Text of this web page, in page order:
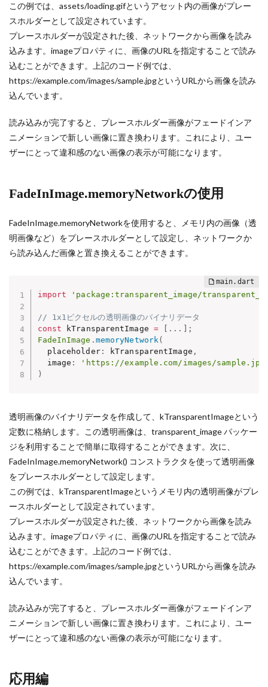
この例では、assets/loading.gifというアセット内の画像がプレー
スホルダーとして設定されています。
プレースホルダーが設定された後、ネットワークから画像を読み
込みます。imageプロパティに、画像のURLを指定することで読み
込むことができます。上記のコード例では、
https://example.com/images/sample.jpgというURLから画像を読み
込んでいます。
読み込みが完了すると、プレースホルダー画像がフェードインア
ニメーションで新しい画像に置き換わります。これにより、ユー
ザーにとって違和感のない画像の表示が可能になります。
FadeInImage.memoryNetworkの使用
FadeInImage.memoryNetworkを使用すると、メモリ内の画像（透
明画像など）をプレースホルダーとして設定し、ネットワークか
ら読み込んだ画像と置き換えることができます。
import 'package:transparent_image/
// 1x1ピクセルの透明画像のバイナリデータ
const kTransparentImage = . . .
;
FadeInImage . memoryNetwork(
  placeholder
: kTransparentImage ,
  image
:
'https://example.com/images/
)
透明画像のバイナリデータを作成して、kTransparentImageという
定数に格納します。この透明画像は、transparent_image パッケー
ジを利用することで簡単に取得することができます。次に、
FadeInImage.memoryNetwork() コンストラクタを使って透明画像
をプレースホルダーとして設定します。
この例では、kTransparentImageというメモリ内の透明画像がプレ
ースホルダーとして設定されています。
プレースホルダーが設定された後、ネットワークから画像を読み
込みます。imageプロパティに、画像のURLを指定することで読み
込むことができます。上記のコード例では、
https://example.com/images/sample.jpgというURLから画像を読み
込んでいます。
読み込みが完了すると、プレースホルダー画像がフェードインア
ニメーションで新しい画像に置き換わります。これにより、ユー
ザーにとって違和感のない画像の表示が可能になります。
応用編